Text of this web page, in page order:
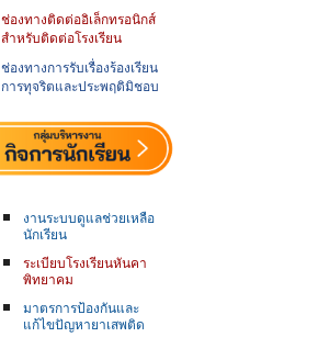
ช่องทางติดต่ออิเล็กทรอนิกส์
สำหรับติดต่อโรงเรียน
ช่องทางการรับเรื่องร้องเรียน
การทุจริตและประพฤติมิชอบ
งานระบบดูแลช่วยเหลือ
นักเรียน
ระเบียบโรงเรียนหันคา
พิทยาคม
มาตรการป้องกันและ
แก้ไขปัญหายาเสพติด